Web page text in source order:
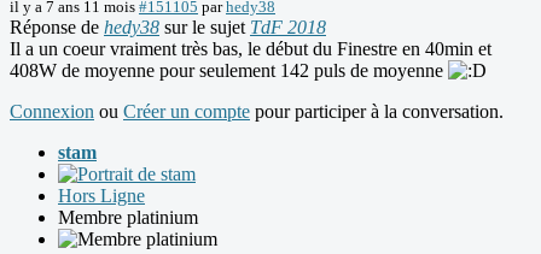
il y a 7 ans 11 mois #151105 parhedy38
Réponse de hedy38 sur le sujet TdF 2018
Il a un coeur vraiment très bas, le début du Finestre en 40min et
408W de moyenne pour seulement 142 puls de moyenne
Connexion ou Créer un compte pour participer à la conversation.
stam
Hors Ligne
Membre platinium